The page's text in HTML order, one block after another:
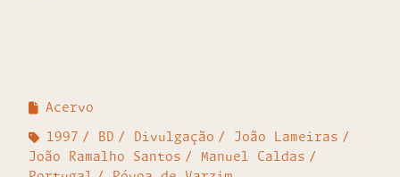
Acervo
1997 BD Divulgação
João Lameiras
João Ramalho Santos
Manuel Caldas